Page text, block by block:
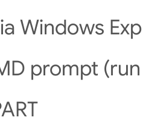
Windows
prompt